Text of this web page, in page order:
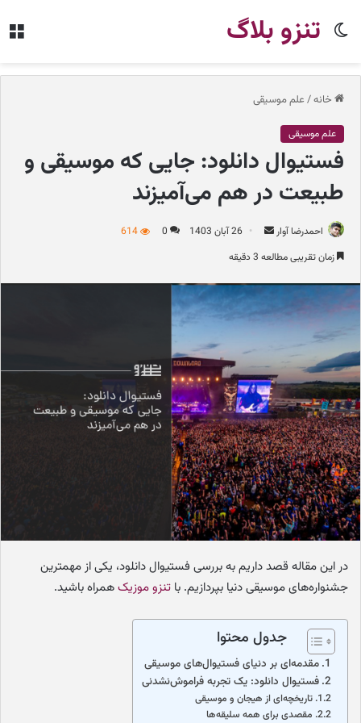
تنزو بلاگ
تغییر
خانه/ علم موسیقی
علم موسیقی
فستیوال دانلود: جایی که موسیقی و
طبیعت در هم می‌آمیزند
احمدرضا آوار
ا
ب
ا
ی
م
ی
ل
26 آبان 1403 0
614
زمان تقریبی مطالعه 3 دقیقه
در این مقاله قصد داریم به بررسی فستیوال دانلود، یکی از مهمترین
جشنواره‌های موسیقی دنیا بپردازیم. با تنزو موزیکهمراه باشید.
جدول محتوا
مقدمه‌ای بر دنیای فستیوال‌های موسیقی
فستیوال دانلود: یک تجربه فراموش‌نشدنی
تاریخچه‌ای از هیجان و موسیقی
مقصدی برای همه سلیقه‌ها